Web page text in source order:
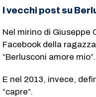
I vecchi post su
Nel mirino di Giuseppe
Facebook della
“Berlusconi amore mio”.
E nel 2013, invece,
“capre”.